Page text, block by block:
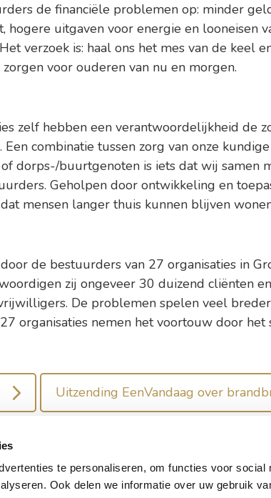
te personaliseren, om functies voor social
Ook delen we informatie over uw gebruik
de financiële problemen op: minder
hogere uitgaven voor energie en looneisen
verzoek is: haal ons het mes van de keel
voor ouderen van nu en morgen.
zelf hebben een verantwoordelijkheid de
combinatie tussen zorg van onze
dorps-/buurtgenoten is iets dat wij samen
Geholpen door ontwikkeling en
mensen langer thuis kunnen blijven
de bestuurders van 27 organisaties in
zij ongeveer 30 duizend cliënten
De problemen spelen veel
organisaties nemen het voortouw door het
Uitzending EenVandaag over
Leyhoeve Groningen
Werken bij De